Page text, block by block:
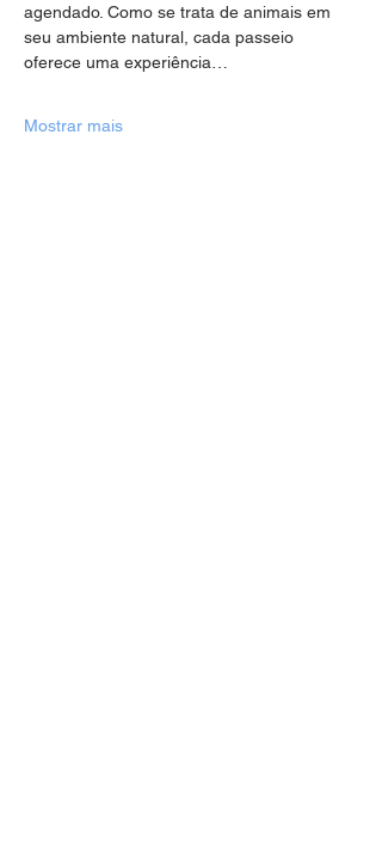
agendado. Como se trata de animais em
seu ambiente natural, cada passeio
oferece uma experiência…
Mostrar mais